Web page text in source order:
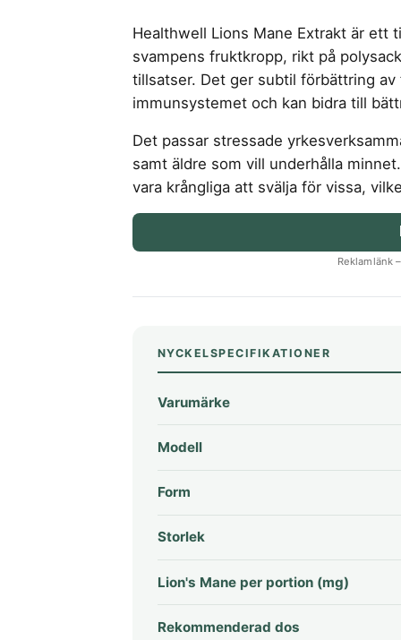
Healthwell Lions Mane Extrakt är ett
svampens fruktkropp, rikt på
tillsatser. Det ger subtil förbättring
immunsystemet och kan bidra till
Det passar stressade
samt äldre som vill underhålla
vara krångliga att svälja för vissa,
Reklamlänk
NYCKELSPECIFIKATIONER
Varumärke
Modell
Form
Storlek
Lion's Mane per portion (mg)
Rekommenderad dos